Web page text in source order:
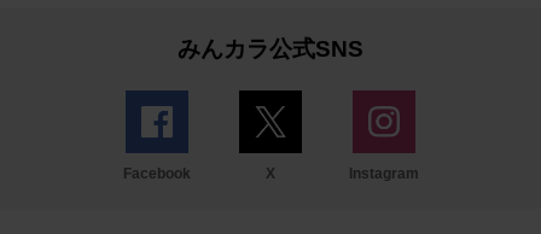
みんカラ公式SNS
Facebook X Instagram